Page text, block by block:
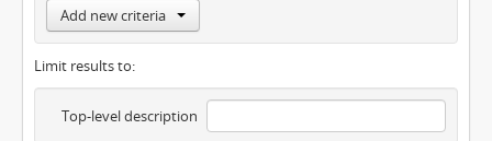
Add new criteria
Limit results to:
Top-level description